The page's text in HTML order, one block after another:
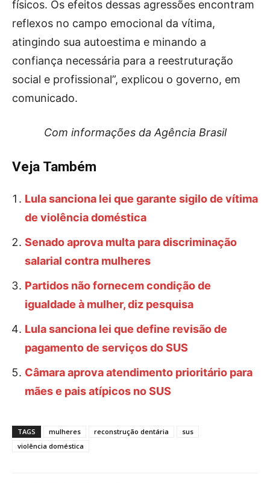
físicos. Os efeitos dessas agressões encontram
reflexos no campo emocional da vítima,
atingindo sua autoestima e minando a
confiança necessária para a reestruturação
social e profissional”, explicou o governo, em
comunicado.
Com informações da Agência Brasil
Veja Também
Lula sanciona lei que garante sigilo de vítima
de violência doméstica
Senado aprova multa para discriminação
salarial contra mulheres
Partidos não fornecem condição de
igualdade à mulher, diz pesquisa
Lula sanciona lei que define revisão de
pagamento de serviços do SUS
Câmara aprova atendimento prioritário para
mães e pais atípicos no SUS
TAGS mulheres reconstrução dentária
sus
violência doméstica